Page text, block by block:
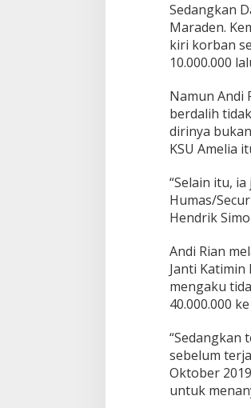
Sedangkan
Maraden.
kiri korban
10.000.000
Namun Andi
berdalih
dirinya
KSU Amelia
“Selain itu,
Humas/
Hendrik
Andi Rian
Janti
mengaku
40.000.000
“Sedangkan
sebelum
Oktober
untuk